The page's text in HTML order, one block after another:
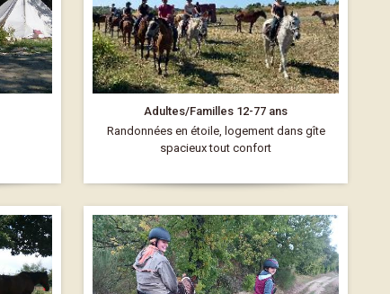
Adultes/Familles 12-77 ans
Randonnées en étoile, logement dans gîte
spacieux tout confort